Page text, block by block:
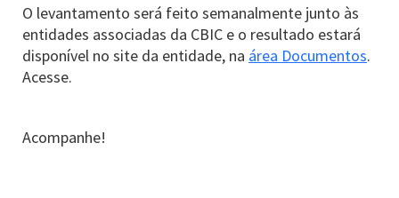
O levantamento será feito semanalmente junto às
entidades associadas da CBIC e o resultado estará
disponível no site da entidade, na área Documentos.
Acesse.
Acompanhe!